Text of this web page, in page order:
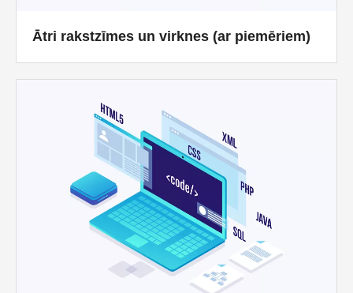
Ātri rakstzīmes un virknes (ar piemēriem)